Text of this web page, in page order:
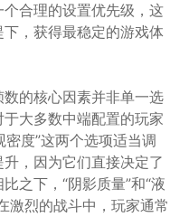
合理的设置优先级，这
，获得最稳定的游戏体
的核心因素并非单一选
大多数中端配置的玩家
密度”这两个选项适当调
，因为它们直接决定了
之下，“阴影质量”和“液
激烈的战斗中，玩家通常